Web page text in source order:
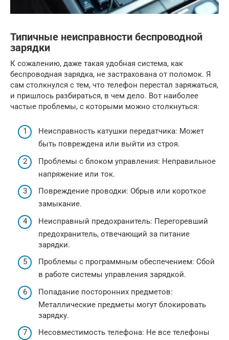
Типичные неисправности беспроводной
зарядки
К сожалению, даже такая удобная система, как
беспроводная зарядка, не застрахована от поломок. Я
сам столкнулся с тем, что телефон перестал заряжаться,
и пришлось разбираться, в чем дело. Вот наиболее
частые проблемы, с которыми можно столкнуться:
Неисправность катушки передатчика: Может
быть повреждена или выйти из строя.
Проблемы с блоком управления: Неправильное
напряжение или ток.
Повреждение проводки: Обрыв или короткое
замыкание.
Неисправный предохранитель: Перегоревший
предохранитель, отвечающий за питание
зарядки.
Проблемы с программным обеспечением: Сбой
в работе системы управления зарядкой.
Попадание посторонних предметов:
Металлические предметы могут блокировать
зарядку.
Несовместимость телефона: Не все телефоны